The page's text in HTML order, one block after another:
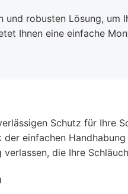
und robusten Lösung,
Ihnen eine einfache
Schutz für Ihre
der einfachen
die Ihre